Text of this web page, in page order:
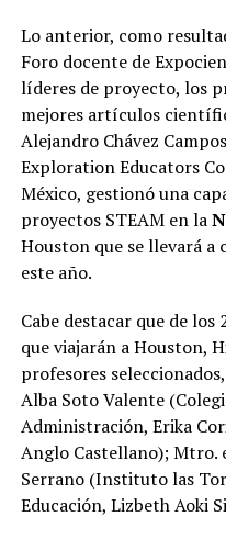
Lo anterior, como
Foro docente de
líderes de proyecto, los
mejores artículos
Alejandro Chávez
Exploration Educators
México, gestionó una
proyectos STEAM en la
Houston que se llevará a
este año.
Cabe destacar que de
que viajarán a Houston,
profesores
Alba Soto Valente
Administración, Erika
Anglo Castellano); Mtro.
Serrano (Instituto las
Educación, Lizbeth Aoki